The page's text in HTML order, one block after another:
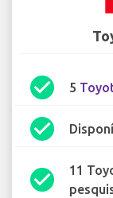
check_circle 5
check_circle
check_circle
11